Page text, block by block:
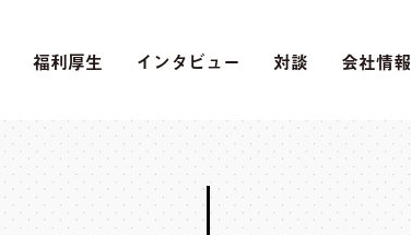
福利厚生 インタビュー 対談 会社情報